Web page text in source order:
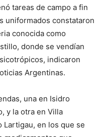
tareas de campo a fin
uniformados constataron
conocida como
donde se vendían
indicaron
Argentinas.
una en Isidro
y la otra en Villa
Lartigau, en los que se